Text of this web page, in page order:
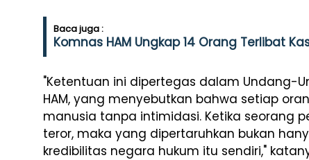
Baca juga :
Komnas HAM Ungkap 14 Orang Terlibat
"Ketentuan ini dipertegas dalam Undang-
HAM, yang menyebutkan bahwa setiap
manusia tanpa intimidasi. Ketika seorang
teror, maka yang dipertaruhkan bukan
kredibilitas negara hukum itu sendiri,"